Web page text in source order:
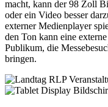
macht, kann der 98 Zoll
oder ein Video besser
externer Medienplayer
den Ton kann eine
Publikum, die
bringen.